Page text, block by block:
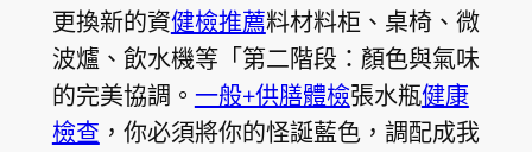
更換新的資健檢推薦料材料柜、桌椅、微
波爐、飲水機等「第二階段：顏色與氣味
的完美協調。 一般+供膳體檢張水瓶健康
檢查 ，你必須將你的怪誕藍色，調配成我